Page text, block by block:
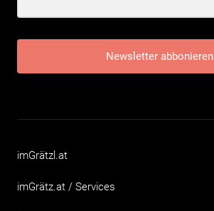
Newsletter abbonieren
imGrätzl.at
imGrätz.at / Services